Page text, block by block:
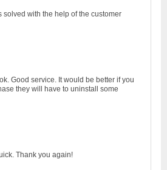
solved with the help of the customer
Good service. It would be better if you
they will have to uninstall some
Thank you again!